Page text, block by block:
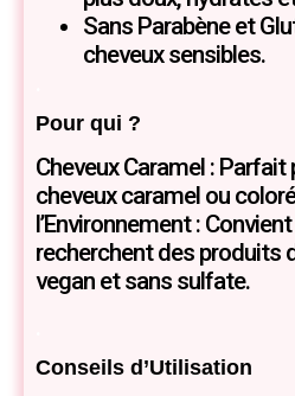
Sans Parabène et
cheveux sensibles.
Pour qui ?
Cheveux Caramel :
cheveux caramel ou
l’Environnement :
recherchent des produits
vegan et sans sulfate.
Conseils d’Utilisation